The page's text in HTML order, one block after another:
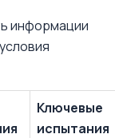
информации
Ключевые
испытания